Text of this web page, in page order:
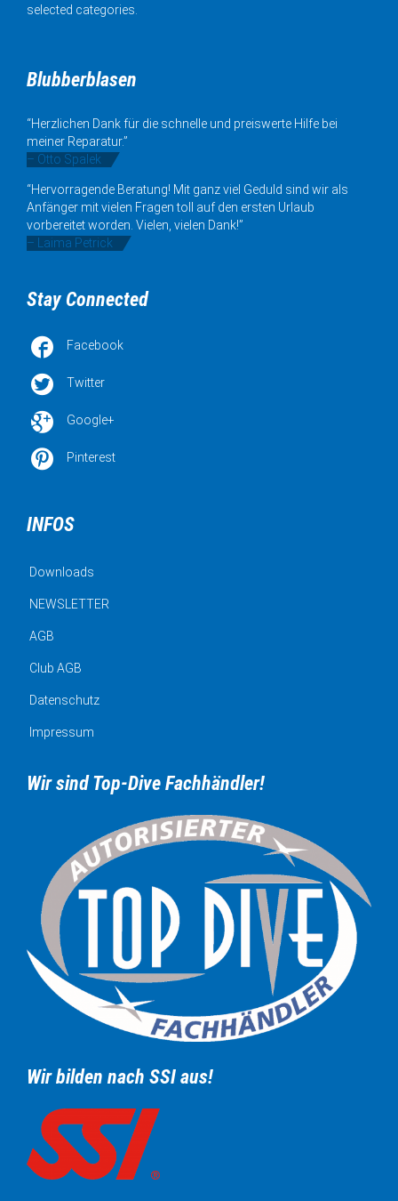
selected categories.
Blubberblasen
“Herzlichen Dank für die schnelle und preiswerte Hilfe bei
meiner Reparatur.”
– Otto Spalek
“Hervorragende Beratung! Mit ganz viel Geduld sind wir als
Anfänger mit vielen Fragen toll auf den ersten Urlaub
vorbereitet worden. Vielen, vielen Dank!”
– Laima Petrick
Stay Connected
 Facebook
 Twitter
 Google+
 Pinterest
INFOS
Downloads
NEWSLETTER
AGB
Club AGB
Datenschutz
Impressum
Wir sind Top-Dive Fachhändler!
Wir bilden nach SSI aus!